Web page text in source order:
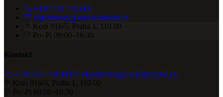
+420 734 770 000
objednavky@aretediamond.cz
Kozí 916/5, Praha 1, 110 00
Po–Pi 09:00–16:30
Kontakt
+420 734 770 000
objednavky@aretediamond.cz
Kozí 916/5, Praha 1, 110 00
Po–Pi 09:00–16:30